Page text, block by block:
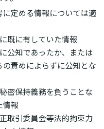
定める情報については適
既に有していた情報
公知であったか、または
責めによらずに公知とな
密保持義務を負うことな
情報
取引委員会等法的拘束力